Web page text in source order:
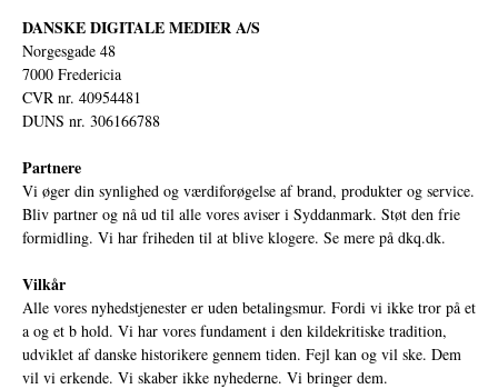
DANSKE DIGITALE MEDIER A/S
Norgesgade 48
7000 Fredericia
CVR nr. 40954481
DUNS nr. 306166788
Partnere
Vi øger din synlighed og værdiforøgelse af brand, produkter og service.
Bliv partner og nå ud til alle vores aviser i Syddanmark. Støt den frie
formidling. Vi har friheden til at blive klogere. Se mere på dkq.dk.
Vilkår
Alle vores nyhedstjenester er uden betalingsmur. Fordi vi ikke tror på et
a og et b hold. Vi har vores fundament i den kildekritiske tradition,
udviklet af danske historikere gennem tiden. Fejl kan og vil ske. Dem
vil vi erkende. Vi skaber ikke nyhederne. Vi bringer dem.